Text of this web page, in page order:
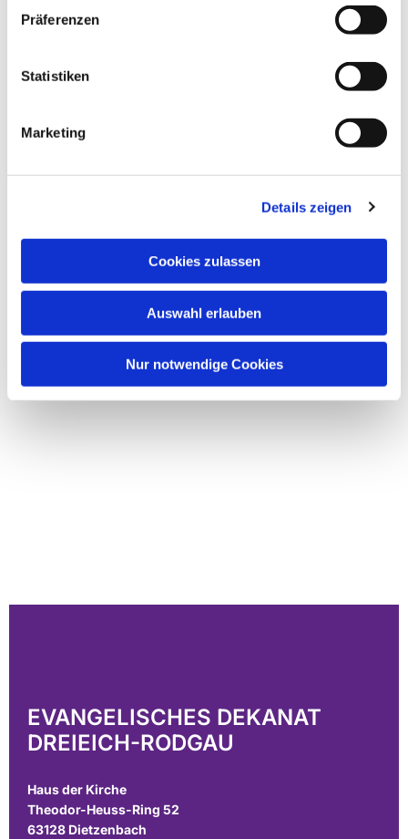
Präferenzen
Statistiken
Marketing
Details zeigen
Cookies zulassen
Auswahl erlauben
Nur notwendige Cookies
Dies könnte Sie auch
EVANGELISCHES DEKANAT
DREIEICH-RODGAU
Haus der Kirche
Theodor-Heuss-Ring 52
63128 Dietzenbach